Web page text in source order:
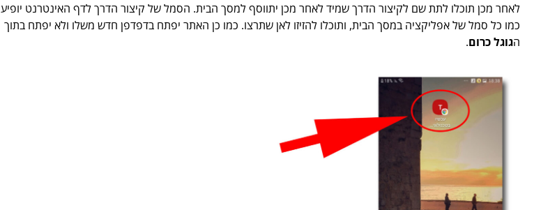
לאחר מכן תוכלו לתת שם לקיצור הדרך שמיד לאחר מכן יתווסף למסך הבית. הסמל של קיצור הדרך לדף האינטרנט יופיע
כמו כל סמל של אפליקציה במסך הבית, ותוכלו להזיזו לאן שתרצו. כמו כן האתר יפתח בדפדפן חדש משלו ולא יפתח בתוך
הגוגל כרום.